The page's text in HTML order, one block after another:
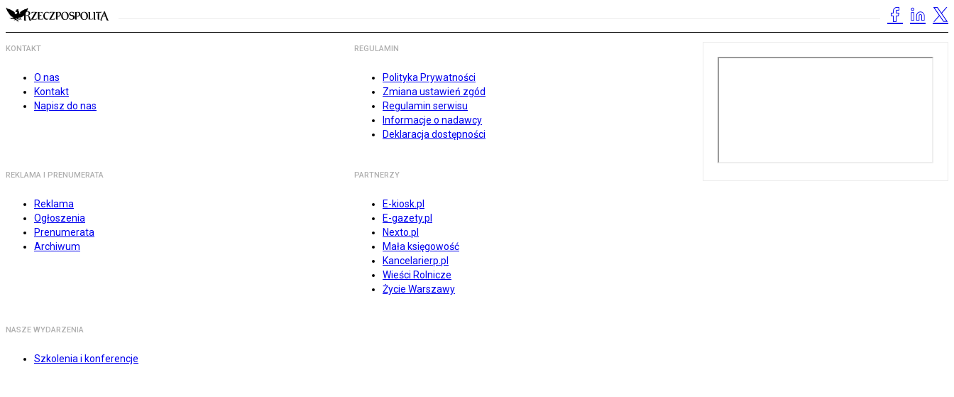
KONTAKT
O nas
Kontakt
Napisz do nas
REGULAMIN
Polityka Prywatności
Zmiana ustawień zgód
Regulamin serwisu
Informacje o nadawcy
Deklaracja dostępności
REKLAMA I PRENUMERATA
Reklama
Ogłoszenia
Prenumerata
Archiwum
PARTNERZY
E-kiosk.pl
E-gazety.pl
Nexto.pl
Mała księgowość
Kancelarierp.pl
Wieści Rolnicze
Życie Warszawy
NASZE WYDARZENIA
Szkolenia i konferencje